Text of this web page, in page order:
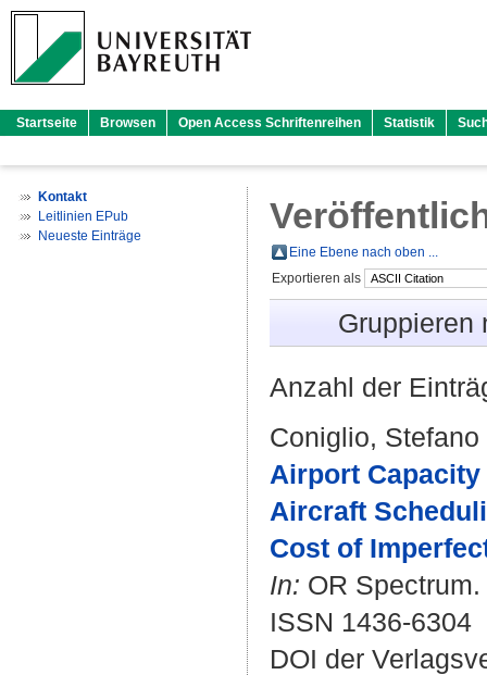
Startseite Browsen Open Access Schriftenreihen Statistik
Kontakt
Leitlinien EPub
Neueste Einträge
Eine Ebene nach oben ...
Exportieren als
Anzahl der
Coniglio, Stefano
Airport
Aircraft
Cost of
In: OR
ISSN 1436-6304
DOI der